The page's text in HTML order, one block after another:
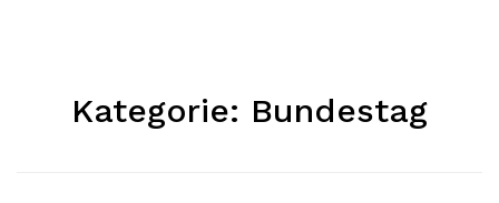
Kategorie: Bundestag